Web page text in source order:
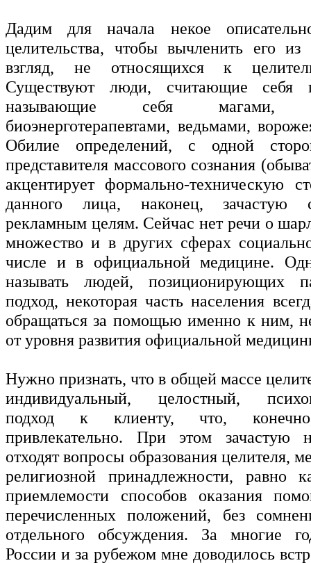
Дадим для начала некое
целительства, чтобы вычленить его
взгляд, не относящихся к
Существуют люди, считающие себя
называющие себя магами,
биоэнерготерапевтами, ведьмами,
Обилие определений, с одной
представителя массового сознания
акцентирует формально-техническую
данного лица, наконец, зачастую
рекламным целям. Сейчас нет речи о
множество и в других сферах
числе и в официальной медицине.
называть людей, позиционирующих
подход, некоторая часть населения
обращаться за помощью именно к ним,
от уровня развития официальной
Нужно признать, что в общей массе
индивидуальный, целостный,
подход к клиенту, что, конечно,
привлекательно. При этом зачастую
отходят вопросы образования целителя,
религиозной принадлежности, равно
приемлемости способов оказания
перечисленных положений, без
отдельного обсуждения. За многие
России и за рубежом мне доводилось